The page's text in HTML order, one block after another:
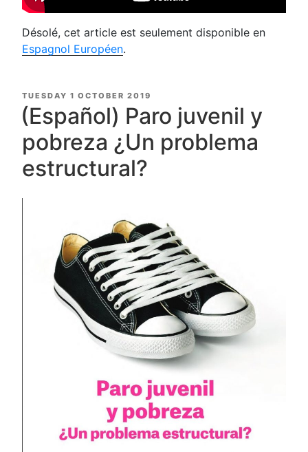
Désolé, cet article est seulement disponible en
Espagnol Européen.
POSTED
ON
TUESDAY 1 OCTOBER 2019
(Español) Paro juvenil y
pobreza ¿Un problema
estructural?